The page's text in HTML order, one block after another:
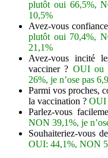
plutôt oui 66,5%,
10,5%
Avez-vous
plutôt oui 70,4%,
21,1%
Avez-vous incité
vacciner ? OUI ou
26%, je n’ose pas
Parmi vos proches,
la vaccination ? OUI
Parlez-vous
NON 39,1%, je
Souhaiteriez-vous
OUI: 44,1%, NON